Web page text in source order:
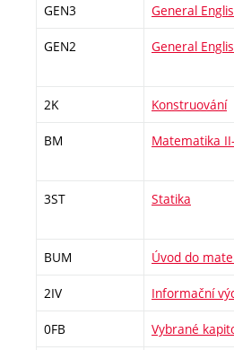
GEN3 General
GEN2 General
2K Konstruování
BM Matematika
3ST Statika
BUM Úvod do
2IV Informační
0FB Vybrané